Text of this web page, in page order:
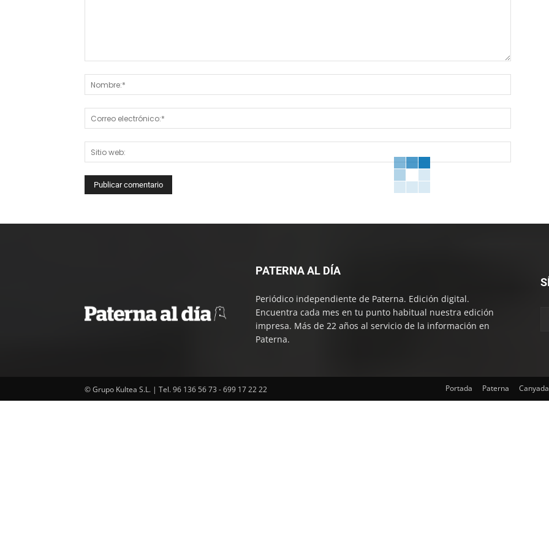
web:
PATERNA AL DÍA
Periódico independiente de Paterna. Edición digital.
Encuentra cada mes en tu punto habitual nuestra edición
impresa. Más de 22 años al servicio de la información en
Paterna.
© Grupo Kultea S.L. | Tel. 96 136 56 73 - 699 17 22 22 Portada Paterna